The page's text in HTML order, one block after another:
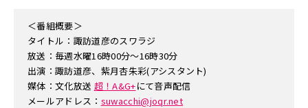
＜番組概要＞
タイトル：諏訪道彦のスワラジ
放送：毎週水曜16時00分～16時30分
出演：諏訪道彦、紫月杏朱彩(アシスタント)
媒体：文化放送 超！A&G+にて音声配信
メールアドレス： suwacchi@joqr.net